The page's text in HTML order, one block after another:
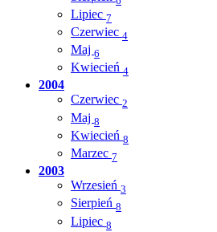
Lipiec 7
Czerwiec 4
Maj 6
Kwiecień 4
2004
Czerwiec 2
Maj 8
Kwiecień 8
Marzec 7
2003
Wrzesień 3
Sierpień 8
Lipiec 8